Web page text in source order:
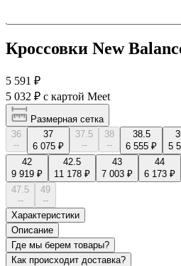
Кроссовки New
5 591 ₽
5 032 ₽ с картой Meet
Размерная сетка
36
--
37
6 075 ₽
37.5
--
38
--
38.5
6 555 ₽
5
42
9 919 ₽
42.5
11 178 ₽
43
7 003 ₽
44
6 173 ₽
47.5
--
49
--
Характеристики
Описание
Где мы берем товары?
Как происходит доставка?